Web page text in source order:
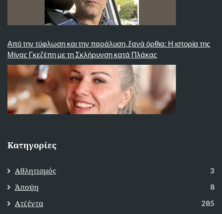
Από την τύφλωση και την παράλυση, ξανά όρθια: Η ιστορία της
Μίνας Γκεζέπη με τη Σκλήρυνση κατά Πλάκας
Κατηγορίες
Αθλητισμός 3
Άποψη 8
Ατζέντα 285